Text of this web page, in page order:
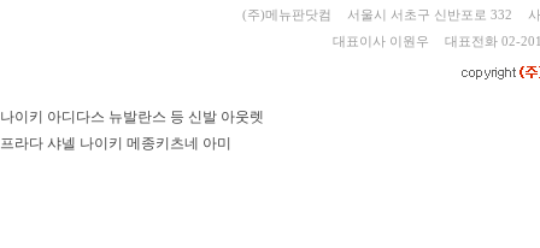
(주)메뉴판닷컴 서울시 서초구 신반포로 332
대표이사 이원우
대표전화 02-
나이키 아디다스 뉴발란스 등 신발 아웃렛
프라다 샤넬 나이키 메종키츠네 아미